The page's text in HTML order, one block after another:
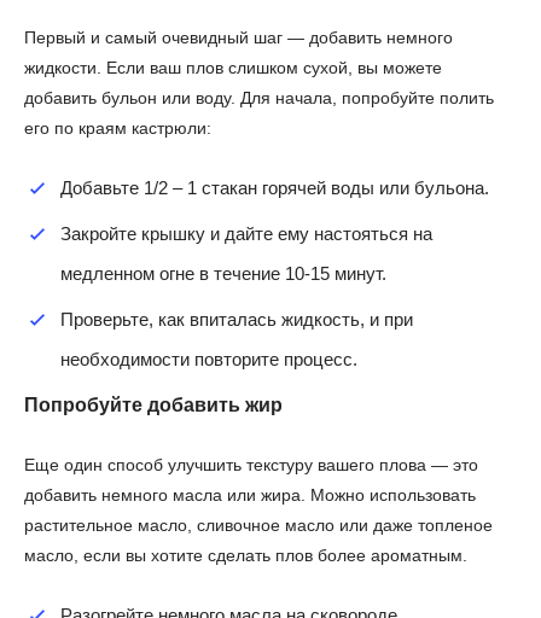
Первый и самый очевидный шаг — добавить немного
жидкости. Если ваш плов слишком сухой, вы можете
добавить бульон или воду. Для начала, попробуйте полить
его по краям кастрюли:
Добавьте 1/2 – 1 стакан горячей воды или бульона.
Закройте крышку и дайте ему настояться на
медленном огне в течение 10-15 минут.
Проверьте, как впиталась жидкость, и при
необходимости повторите процесс.
Попробуйте добавить жир
Еще один способ улучшить текстуру вашего плова — это
добавить немного масла или жира. Можно использовать
растительное масло, сливочное масло или даже топленое
масло, если вы хотите сделать плов более ароматным.